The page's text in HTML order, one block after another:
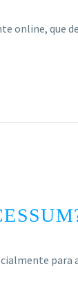
online, que